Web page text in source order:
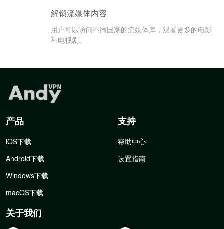
解锁流媒体内容
用户可以访问不同国家的流媒体库，观看更多的电影
和电视剧。
产品
iOS下载
Android下载
Windows下载
macOS下载
支持
帮助中心
设置指南
关于我们